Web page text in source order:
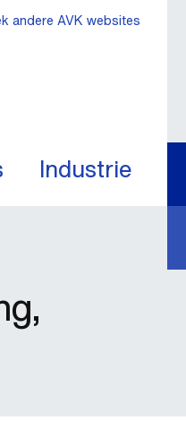
Industrie
andere AVK websites